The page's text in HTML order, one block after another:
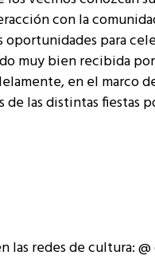
con la
oportunidades para
muy bien recibida
en el marco
de las distintas
las redes de cultura: